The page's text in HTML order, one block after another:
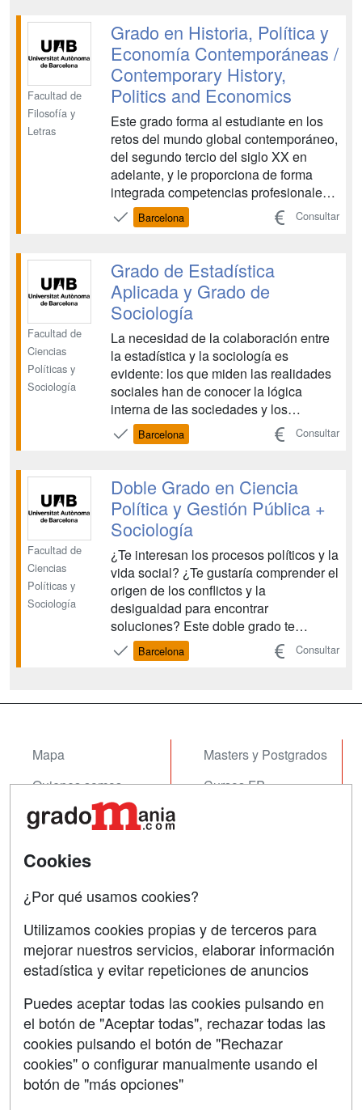
como Duke, Durham, Berna,
Hamburgo, Manchester, ...
Facultad de
Filosofía y
Letras
Grado en Historia, Política y
Economía Contemporáneas /
Contemporary History,
Politics and Economics
Este grado forma al estudiante en los
retos del mundo global contemporáneo,
del segundo tercio del siglo XX en
adelante, y le proporciona de forma
integrada competencias profesionales
propias de la historia, las ciencias
políticas, la sociología y la economía en
Barcelona Consultar
Facultad de
Ciencias
Políticas y
Sociología
Grado de Estadística
Aplicada y Grado de
Sociología
La necesidad de la colaboración entre
la estadística y la sociología es
evidente: los que miden las realidades
sociales han de conocer la lógica
interna de las sociedades y los
estudiosos de la sociedad han de poder
utlizar herramientas de análisis
Aplicada y Sociología aspira a formar
estudiosos e investigadores...
Barcelona Consultar
Facultad de
Ciencias
Políticas y
Sociología
Doble Grado en Ciencia
Política y Gestión Pública +
Sociología
¿Te interesan los procesos políticos y la
vida social? ¿Te gustaría comprender el
origen de los conflictos y la
desigualdad para encontrar
soluciones? Este doble grado te
proporciona las herramientas para
analizar los comportamientos de las
Barcelona Consultar
Mapa
Quienes somos
Tarifas publicidad
Masters y Postgrados
Cursos FP
Contactar
Confidencialidad
Copyleft
SÍGUENOS EN:
Cookies
¿Por qué usamos cookies?
Utilizamos cookies propias y de terceros para
mejorar nuestros servicios, elaborar información
estadística y evitar repeticiones de anuncios
Puedes aceptar todas las cookies pulsando en
el botón de "Aceptar todas", rechazar todas las
cookies pulsando el botón de "Rechazar
cookies" o configurar manualmente usando el
botón de "más opciones"